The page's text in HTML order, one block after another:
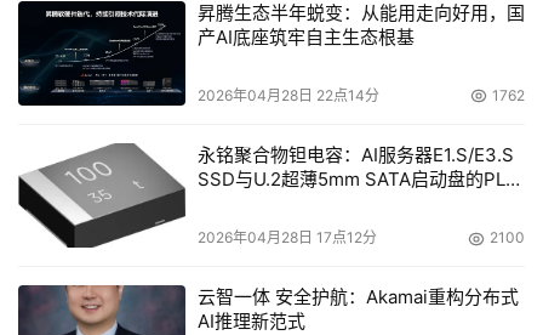
昇腾生态半年蜕变：从能用走向好用，国
产AI底座筑牢自主生态根基
2026年04月28日 22点14分 1762
永铭聚合物钽电容：AI服务器E1.S/E3.S
SSD与U.2超薄5mm SATA启动盘的PLP
2026年04月28日 17点12分 2100
云智一体 安全护航：Akamai重构分布式
AI推理新范式